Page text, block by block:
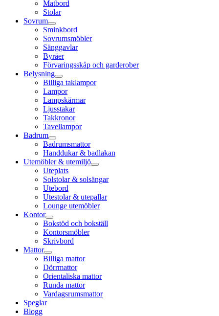
Matbord
Stolar
Sovrum
Sminkbord
Sovrumsmöbler
Sänggavlar
Byråer
Förvaringsskåp och garderober
Belysning
Billiga taklampor
Lampor
Lampskärmar
Ljusstakar
Takkronor
Tavellampor
Badrum
Badrumsmattor
Handdukar & badlakan
Utemöbler & utemiljö
Uteplats
Solstolar & solsängar
Utebord
Utestolar & utepallar
Lounge utemöbler
Kontor
Bokstöd och bokställ
Kontorsmöbler
Skrivbord
Mattor
Billiga mattor
Dörrmattor
Orientaliska mattor
Runda mattor
Vardagsrumsmattor
Speglar
Blogg